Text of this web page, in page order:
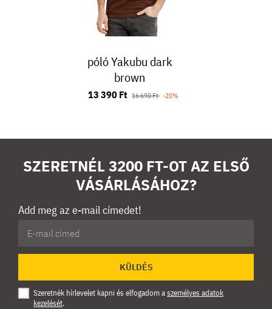
póló Yakubu dark
brown
13 390 Ft 16 690 Ft -20%
SZERETNÉL 3200 FT-OT AZ ELSŐ
VÁSÁRLÁSÁHOZ?
Add meg az e-mail címedet!
KÜLDÉS
Szeretnék hírlevelet kapni és elfogadom aszemélyes adatok
kezelését.